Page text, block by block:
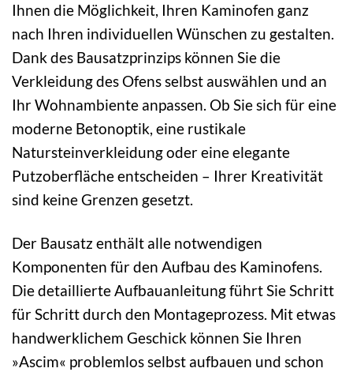
Ihnen die Möglichkeit, Ihren Kaminofen ganz
nach Ihren individuellen Wünschen zu gestalten.
Dank des Bausatzprinzips können Sie die
Verkleidung des Ofens selbst auswählen und an
Ihr Wohnambiente anpassen. Ob Sie sich für eine
moderne Betonoptik, eine rustikale
Natursteinverkleidung oder eine elegante
Putzoberfläche entscheiden – Ihrer Kreativität
sind keine Grenzen gesetzt.
Der Bausatz enthält alle notwendigen
Komponenten für den Aufbau des Kaminofens.
Die detaillierte Aufbauanleitung führt Sie Schritt
für Schritt durch den Montageprozess. Mit etwas
handwerklichem Geschick können Sie Ihren
»Ascim« problemlos selbst aufbauen und schon